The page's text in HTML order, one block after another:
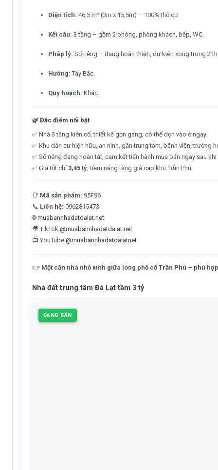
Diện tích: 46,5 m² (3m x 15,5m) – 100% thổ cư.
Kết cấu: 3 tầng – gồm 2 phòng, phòng khách, bếp, WC.
Pháp lý: Sổ riêng – đang hoàn thiện, dự kiến xong trong 2
Hướng: Tây Bắc.
Quy hoạch: Khác.
🌿Đặc điểm nổi bật
✅ Nhà 3 tầng kiên cố, thiết kế gọn gàng, có thể dọn vào ở ngay.
✅ Khu dân cư hiện hữu, an ninh, gần trung tâm, bệnh viện, trường
✅ Sổ riêng đang hoàn tất, cam kết tiến hành mua bán ngay sau khi
✅ Giá tốt chỉ3,45 tỷ, tiềm năng tăng giá cao khu Trần Phú.
📑 Mã sản phẩm: 95F96
📞 Liên hệ: 0962815473
🌐muabannhadatdalat.net
🎥 TikTok@muabannhadatdalat.net
📺 YouTube@muabannhadatdalatnet
👉 Một căn nhà nhỏ xinh giữa lòng phố cổ Trần Phú – phù
Nhà đất trung tâm Đà Lạt tầm 3 tỷ
ĐANG BÁN